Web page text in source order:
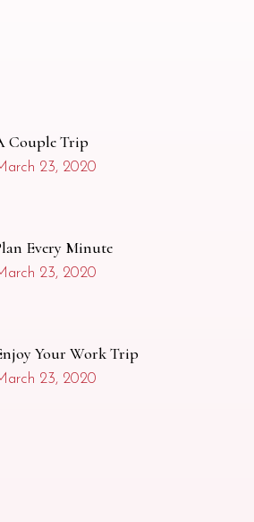
Couple Trip
23, 2020
Every Minute
23, 2020
Your Work Trip
23, 2020